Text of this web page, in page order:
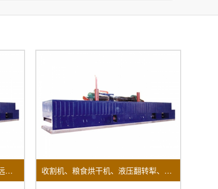
2016-2021年中國食物烘干機市場远景及投資機會研讨報告 收割机、粮食烘干机、液压翻转犁、脱粒机……涵盖农事全环节 “郑州造”一键打包